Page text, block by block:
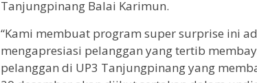
Tanjungpinang Balai Karimun.
“Kami membuat program super surprise ini
mengapresiasi pelanggan yang tertib
pelanggan di UP3 Tanjungpinang yang